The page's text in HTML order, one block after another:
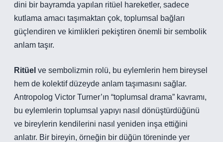
dini bir bayramda yapılan ritüel hareketler, sadece
kutlama amacı taşımaktan çok, toplumsal bağları
güçlendiren ve kimlikleri pekiştiren önemli bir sembolik
anlam taşır.
Ritüel ve sembolizmin rolü, bu eylemlerin hem bireysel
hem de kolektif düzeyde anlam taşımasını sağlar.
Antropolog Victor Turner’ın “toplumsal drama” kavramı,
bu eylemlerin toplumsal yapıyı nasıl dönüştürdüğünü
ve bireylerin kendilerini nasıl yeniden inşa ettiğini
anlatır. Bir bireyin, örneğin bir düğün töreninde yer